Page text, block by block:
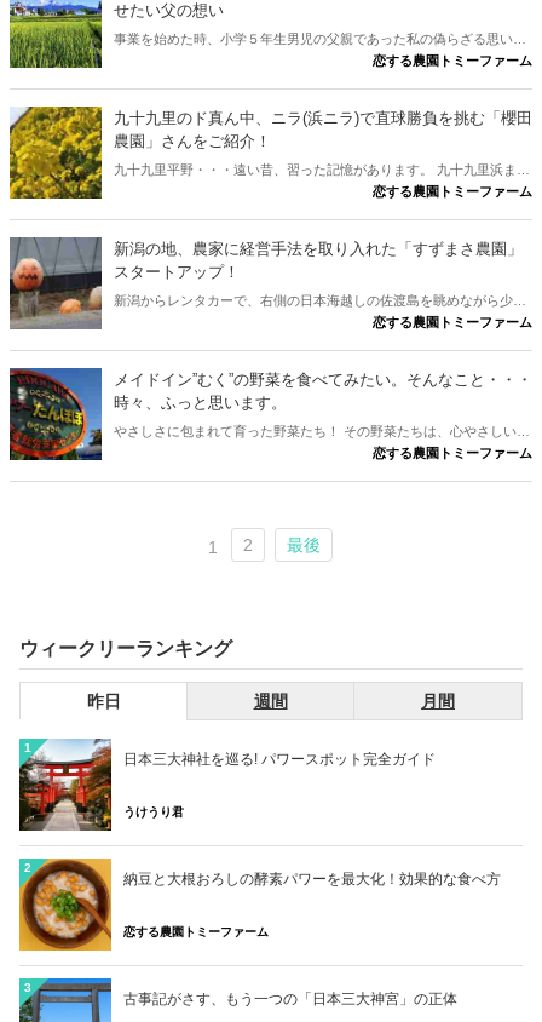
せたい父の想い
事業を始めた時、小学５年生男児の父親であった私の偽らざる思いで
した。当時、4年間、農業生産法人の労務者として日々泥まみれで作
者が数多く、また、その昔、東京で暮らしていた経験から、都会にも
共感してくれる人たちが数多くいることも実感していました。
恋する農園トミーファーム
九十九里のド真ん中、ニラ(浜ニラ)で直球勝負を挑む「櫻田
農園」さんをご紹介！
九十九里平野・・・遠い昔、習った記憶があります。 九十九里浜まで
約2kmの平坦地に位置する山武市は五木田。 そう！！ 訪れた地の風
いました。
恋する農園トミーファーム
新潟の地、農家に経営手法を取り入れた「すずまさ農園」
スタートアップ！
新潟からレンタカーで、右側の日本海越しの佐渡島を眺めながら少し
走ると「すずまさ農園」があります。日本海から、季節の楽しみと健
恋する農園トミーファーム
メイドイン”むく”の野菜を食べてみたい。そんなこと・・・
時々、ふっと思います。
やさしさに包まれて育った野菜たち！ その野菜たちは、心やさしい人
たちが育てています。 そう、障害者の支援活動をしている「自立セン
恋する農園トミーファーム
1 2 最後
ウィークリーランキング
昨日 週間 月間
1
日本三大神社を巡る! パワースポット完全ガイド
うけうり君
2
納豆と大根おろしの酵素パワーを最大化！効果的な食べ方
恋する農園トミーファーム
3
古事記がさす、もう一つの「日本三大神宮」の正体